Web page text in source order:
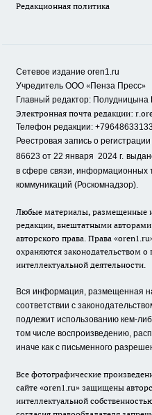
Редакционная политика
Сетевое издание oren1.ru
Учредитель ООО «Пенза Пресс»
Главный редактор: Полудницына
Электронная почта редакции:
Телефон редакции: +79648633133
Реестровая запись о
86623 от 22 января 2024 г.
в сфере связи, информационных
коммуникаций (Роскомнадзор).
Любые материалы, размещенные
редакции, внештатными
авторского права. Права
охраняются законодательством о
интеллектуальной деятельности.
Вся информация, размещенная
соответствии с
подлежит использованию кем-
том числе воспроизведению,
иначе как с письменного
Все фотографические
сайте «oren1.ru» защищены
интеллектуальной